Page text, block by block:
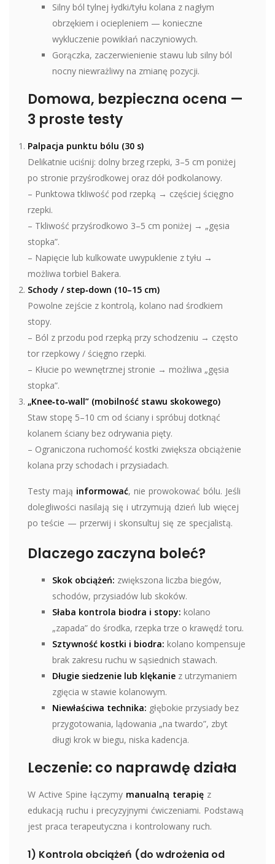
Silny ból tylnej łydki/tyłu kolana z nagłym
obrzękiem i ociepleniem — konieczne
wykluczenie powikłań naczyniowych.
Gorączka, zaczerwienienie stawu lub silny ból
nocny niewrażliwy na zmianę pozycji.
Domowa, bezpieczna ocena —
3 proste testy
Palpacja punktu bólu (30 s)
Delikatnie uciśnij: dolny brzeg rzepki, 3–5 cm poniżej
po stronie przyśrodkowej oraz dół podkolanowy.
– Punktowa tkliwość pod rzepką → częściej ścięgno
rzepki.
– Tkliwość przyśrodkowo 3–5 cm poniżej → „gęsia
stopka”.
– Napięcie lub kulkowate uwypuklenie z tyłu →
możliwa torbiel Bakera.
Schody / step‑down (10–15 cm)
Powolne zejście z kontrolą, kolano nad środkiem
stopy.
– Ból z przodu pod rzepką przy schodzeniu → często
tor rzepkowy / ścięgno rzepki.
– Kłucie po wewnętrznej stronie → możliwa „gęsia
stopka”.
„Knee‑to‑wall” (mobilność stawu skokowego)
Staw stopę 5–10 cm od ściany i spróbuj dotknąć
kolanem ściany bez odrywania pięty.
– Ograniczona ruchomość kostki zwiększa obciążenie
kolana przy schodach i przysiadach.
Testy mają informować, nie prowokować bólu. Jeśli
dolegliwości nasilają się i utrzymują dzień lub więcej
po teście — przerwij i skonsultuj się ze specjalistą.
Dlaczego zaczyna boleć?
Skok obciążeń: zwiększona liczba biegów,
schodów, przysiadów lub skoków.
Słaba kontrola biodra i stopy: kolano
„zapada” do środka, rzepka trze o krawędź toru.
Sztywność kostki i biodra: kolano kompensuje
brak zakresu ruchu w sąsiednich stawach.
Długie siedzenie lub klękanie z utrzymaniem
zgięcia w stawie kolanowym.
Niewłaściwa technika: głębokie przysiady bez
przygotowania, lądowania „na twardo”, zbyt
długi krok w biegu, niska kadencja.
Leczenie: co naprawdę działa
W Active Spine łączymy manualną terapię z
edukacją ruchu i precyzyjnymi ćwiczeniami. Podstawą
jest praca terapeutyczna i kontrolowany ruch.
1) Kontrola obciążeń (do wdrożenia od